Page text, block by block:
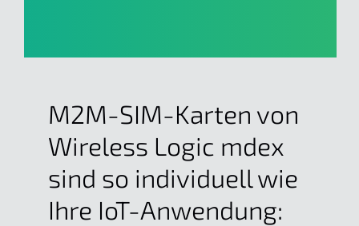
M2M-SIM-Karten von
Wireless Logic mdex
sind so individuell wie
Ihre IoT-Anwendung: